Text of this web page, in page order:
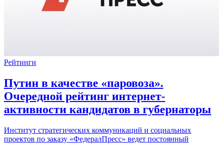
Рейтинги
Путин в качестве «паровоза».
Очередной рейтинг интернет-
активности кандидатов в губернаторы
Институт стратегических коммуникаций и социальных
проектов по заказу «ФедералПресс» ведет постоянный